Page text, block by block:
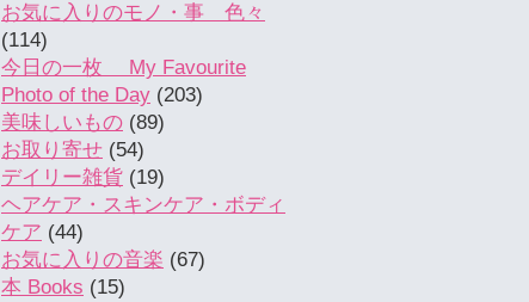
お気に入りのモノ・事 色々
(114)
今日の一枚 My Favourite
Photo of the Day (203)
美味しいもの (89)
お取り寄せ (54)
デイリー雑貨 (19)
ヘアケア・スキンケア・ボディ
ケア (44)
お気に入りの音楽 (67)
本 Books (15)